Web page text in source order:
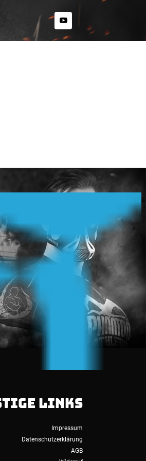
LINKS
Impressum
Datenschutzerklärung
AGB